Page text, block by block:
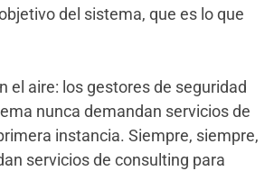
del sistema, que es lo que
el aire: los gestores de seguridad
nunca demandan servicios de
instancia. Siempre, siempre,
servicios de consulting para